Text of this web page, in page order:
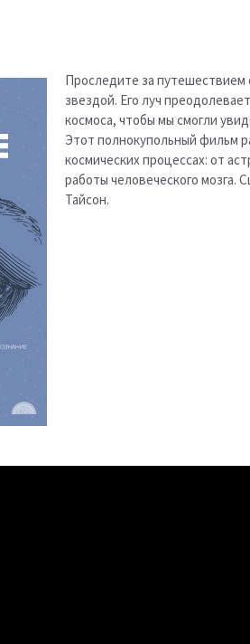
Проследите за
звездой. Его луч
космоса, чтобы мы смогли
Этот полнокупольный фильм
космических процессах: от
работы человеческого мозга.
Тайсон.